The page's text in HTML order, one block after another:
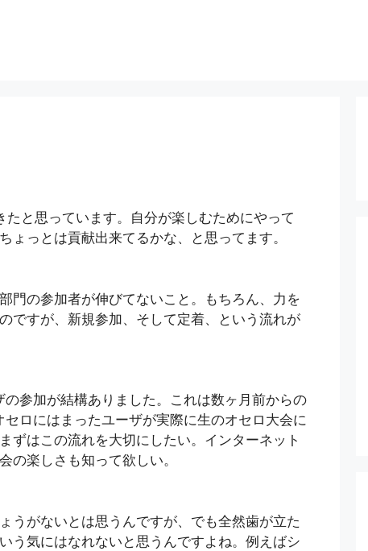
と思っています。自分が楽しむためにやって
ょっとは貢献出来てるかな、と思ってます。
門の参加者が伸びてないこと。もちろん、力を
ですが、新規参加、そして定着、という流れが
参加が結構ありました。これは数ヶ月前からの
ロにはまったユーザが実際に生のオセロ大会に
ずはこの流れを大切にしたい。インターネット
の楽しさも知って欲しい。
うがないとは思うんですが、でも全然歯が立た
う気にはなれないと思うんですよね。例えばシ